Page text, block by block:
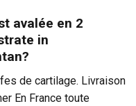
avalée en 2
in
de cartilage. Livraison
En France toute